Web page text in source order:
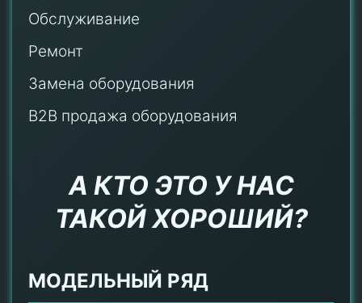
Обслуживание
Ремонт
Замена оборудования
B2B продажа оборудования
А КТО ЭТО У НАС
ТАКОЙ ХОРОШИЙ?
МОДЕЛЬНЫЙ РЯД